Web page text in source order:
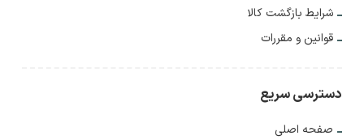
شرایط بازگشت کالا
قوانین و مقررات
دسترسی سریع
صفحه اصلی